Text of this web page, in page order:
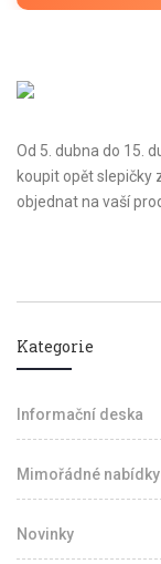
Od 5. dubna do 15.
koupit opět slepičky
objednat na vaší
Kategorie
Informační deska
Mimořádné nabídky
Novinky